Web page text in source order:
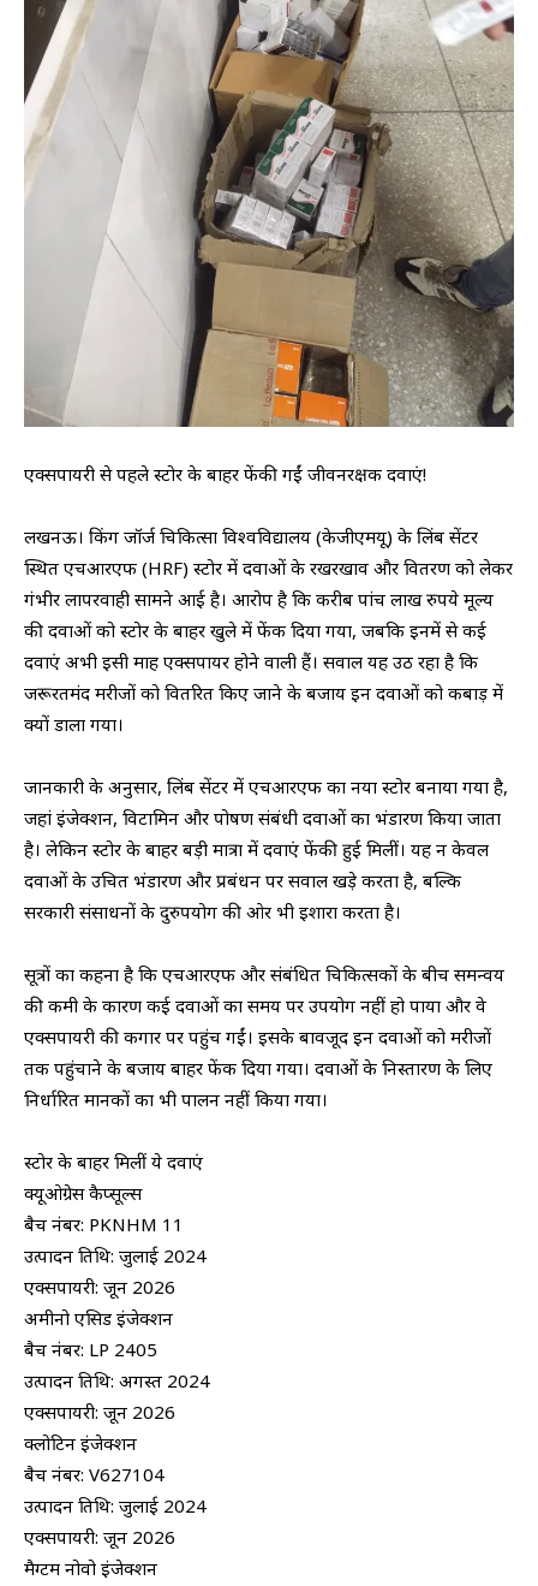
एक्सपायरी से पहले स्टोर के बाहर फेंकी गईं जीवनरक्षक दवाएं!
लखनऊ। किंग जॉर्ज चिकित्सा विश्वविद्यालय (केजीएमयू) के लिंब सेंटर
स्थित एचआरएफ (HRF) स्टोर में दवाओं के रखरखाव और वितरण को लेकर
गंभीर लापरवाही सामने आई है। आरोप है कि करीब पांच लाख रुपये मूल्य
की दवाओं को स्टोर के बाहर खुले में फेंक दिया गया, जबकि इनमें से कई
दवाएं अभी इसी माह एक्सपायर होने वाली हैं। सवाल यह उठ रहा है कि
जरूरतमंद मरीजों को वितरित किए जाने के बजाय इन दवाओं को कबाड़ में
क्यों डाला गया।
जानकारी के अनुसार, लिंब सेंटर में एचआरएफ का नया स्टोर बनाया गया है,
जहां इंजेक्शन, विटामिन और पोषण संबंधी दवाओं का भंडारण किया जाता
है। लेकिन स्टोर के बाहर बड़ी मात्रा में दवाएं फेंकी हुई मिलीं। यह न केवल
दवाओं के उचित भंडारण और प्रबंधन पर सवाल खड़े करता है, बल्कि
सरकारी संसाधनों के दुरुपयोग की ओर भी इशारा करता है।
सूत्रों का कहना है कि एचआरएफ और संबंधित चिकित्सकों के बीच समन्वय
की कमी के कारण कई दवाओं का समय पर उपयोग नहीं हो पाया और वे
एक्सपायरी की कगार पर पहुंच गईं। इसके बावजूद इन दवाओं को मरीजों
तक पहुंचाने के बजाय बाहर फेंक दिया गया। दवाओं के निस्तारण के लिए
निर्धारित मानकों का भी पालन नहीं किया गया।
स्टोर के बाहर मिलीं ये दवाएं
क्यूओग्रेस कैप्सूल्स
बैच नंबर: PKNHM 11
उत्पादन तिथि: जुलाई 2024
एक्सपायरी: जून 2026
अमीनो एसिड इंजेक्शन
बैच नंबर: LP 2405
उत्पादन तिथि: अगस्त 2024
एक्सपायरी: जून 2026
क्लोटिन इंजेक्शन
बैच नंबर: V627104
उत्पादन तिथि: जुलाई 2024
एक्सपायरी: जून 2026
मैग्टम नोवो इंजेक्शन